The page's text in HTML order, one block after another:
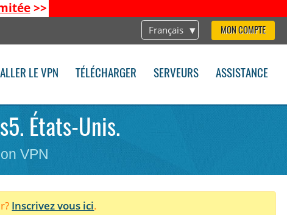
>>
Français MON COMPTE
LE VPN TÉLÉCHARGER SERVEURS ASSISTANCE
États-Unis.
VPN
Inscrivez vous ici.